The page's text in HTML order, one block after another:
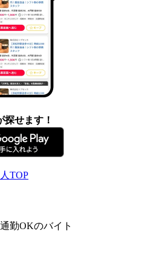
せます！
TOP
勤OKのバイト